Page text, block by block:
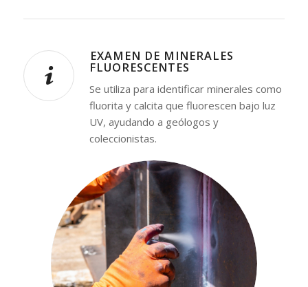
⁠EXAMEN DE MINERALES
FLUORESCENTES
Se utiliza para identificar minerales como
fluorita y calcita que fluorescen bajo luz
UV, ayudando a geólogos y
coleccionistas.